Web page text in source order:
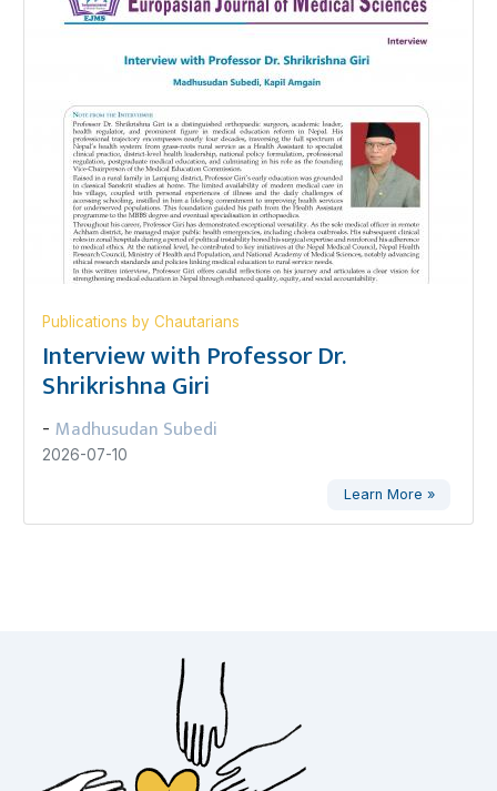
Publications by Chautarians
Interview with Professor Dr.
Shrikrishna Giri
- Madhusudan Subedi
2026-07-10
Learn More »